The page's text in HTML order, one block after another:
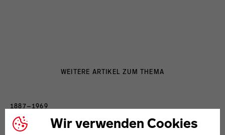
Wir verwenden Cookies
WEITERE ARTIKEL ZUM THEMA
Hans Freyer
1887–1969